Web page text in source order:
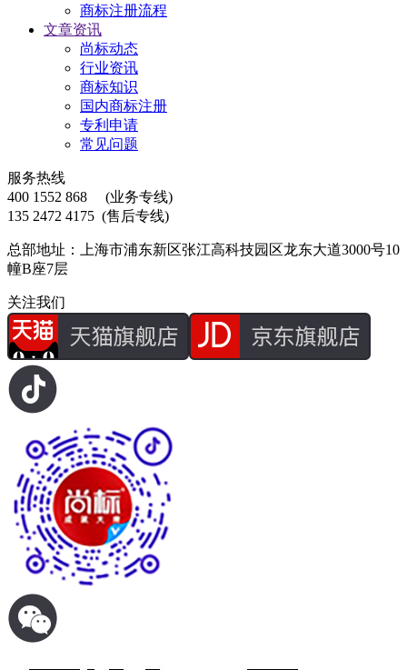
商标注册流程
文章资讯
尚标动态
行业资讯
商标知识
国内商标注册
专利申请
常见问题
服务热线
400 1552 868
(业务专线)
135 2472 4175 (售后专线)
总部地址：上海市浦东新区张江高科技园区龙东大道3000号10
幢B座7层
关注我们